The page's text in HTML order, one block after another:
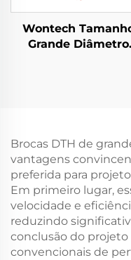
Wontech
Grande Diâmetro
Brocas DTH de
vantagens
preferida para
Em primeiro lugar,
velocidade e
reduzindo
conclusão do
convencionais de